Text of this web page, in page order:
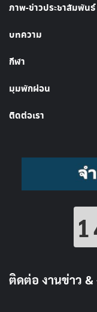
ภาพ-ข่าวประชาสัมพันธ์
บทความ
กีฬา
มุมพักผ่อน
ติดต่อเรา
ติดต่อ งานข่าว